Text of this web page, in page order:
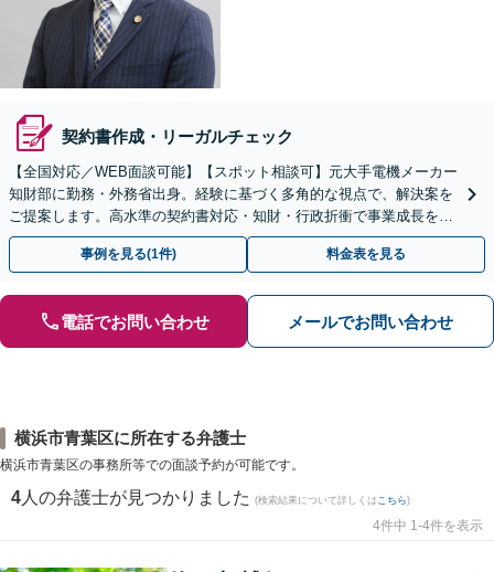
契約書作成・リーガルチェック
【全国対応／WEB面談可能】【スポット相談可】元大手電機メーカー
知財部に勤務・外務省出身。経験に基づく多角的な視点で、解決案を
ご提案します。高水準の契約書対応・知財・行政折衝で事業成長を牽
引いたします。
事例を見る(1件) 料金表を見る
電話でお問い合わせ メールでお問い合わせ
横浜市青葉区に所在する弁護士
横浜市青葉区の事務所等での面談予約が可能です。
4 人の弁護士が見つかりました (検索結果について詳しくは こちら)
4件中 1-4件を表示